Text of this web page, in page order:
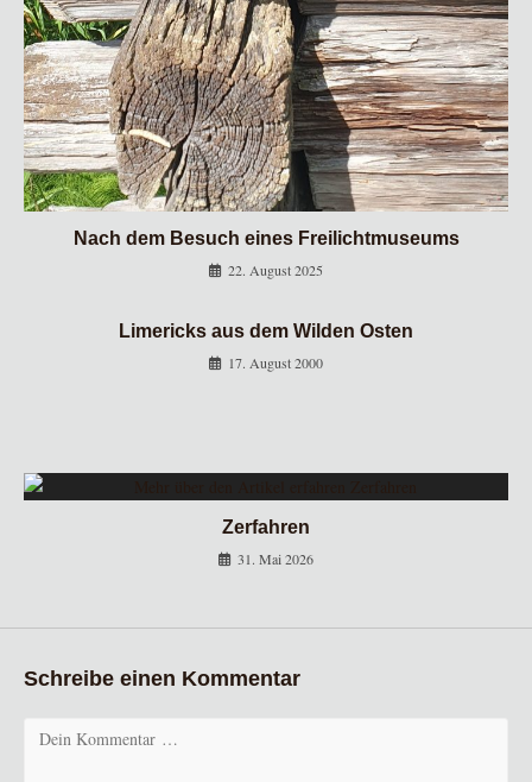
Nach dem Besuch eines Freilichtmuseums
22. August 2025
Limericks aus dem Wilden Osten
17. August 2000
Zerfahren
31. Mai 2026
Schreibe einen Kommentar
Kommentar